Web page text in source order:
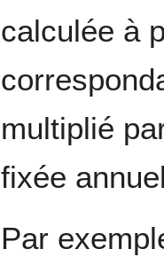
calculée à
multiplié
fixée
Par